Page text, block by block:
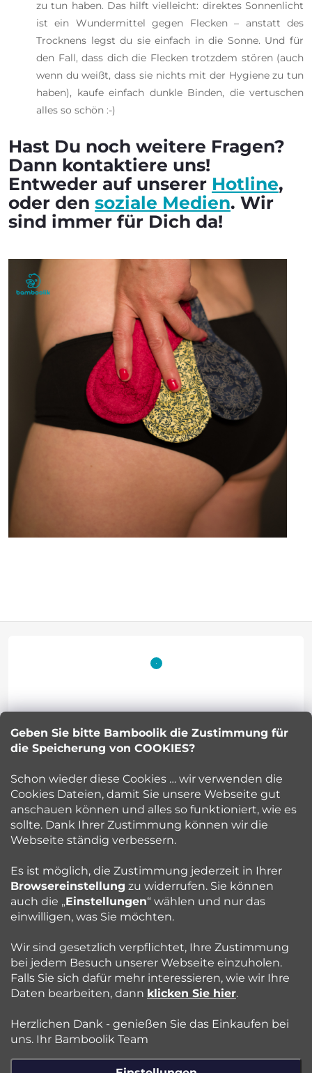
Geben Sie bitte Bamboolik die Zustimmung für
die Speicherung von COOKIES?
Schon wieder diese Cookies … wir verwenden die
Cookies Dateien, damit Sie unsere Webseite gut
anschauen können und alles so funktioniert, wie es
sollte. Dank Ihrer Zustimmung können wir die
Webseite ständig verbessern.
Es ist möglich, die Zustimmung jederzeit in Ihrer
Browsereinstellung zu widerrufen. Sie können
auch die „Einstellungen“ wählen und nur das
einwilligen, was Sie möchten.
Wir sind gesetzlich verpflichtet, Ihre Zustimmung
bei jedem Besuch unserer Webseite einzuholen.
Falls Sie sich dafür mehr interessieren, wie wir Ihre
Daten bearbeiten, dann klicken Sie hier.
Herzlichen Dank - genießen Sie das Einkaufen bei
uns. Ihr Bamboolik Team
zu tun haben. Das hilft vielleicht: direktes Sonnenlicht
ist ein Wundermittel gegen Flecken – anstatt des
Trocknens legst du sie einfach in die Sonne. Und für
den Fall, dass dich die Flecken trotzdem stören (auch
wenn du weißt, dass sie nichts mit der Hygiene zu tun
haben), kaufe einfach dunkle Binden, die vertuschen
alles so schön :-)
Hast Du noch weitere Fragen?
Dann kontaktiere uns!
Entweder auf unserer Hotline,
oder den soziale Medien. Wir
sind immer für Dich da!
z
e
eBamboolik
Kundenservice
Beratung
Blog
Petra Kuncova
Folgen Sie uns:
Jazyk